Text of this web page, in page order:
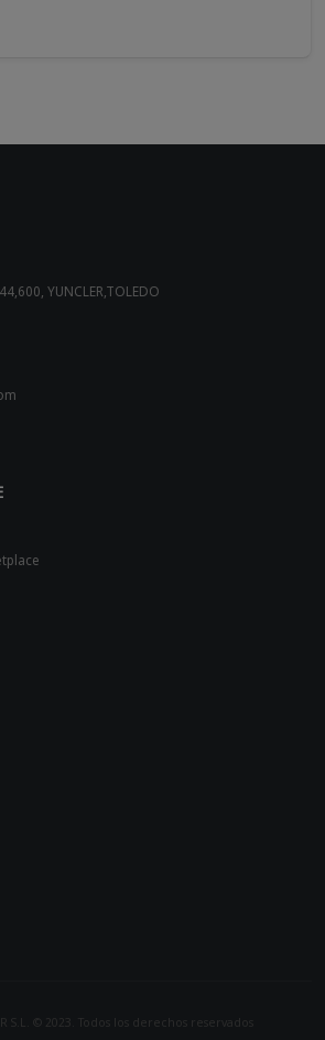
YUNCLER,TOLEDO
S.L. © 2023. Todos los derechos reservados